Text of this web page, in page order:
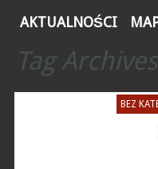
AKTUALNOŚCI
Tag
BEZ